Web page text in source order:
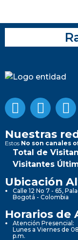
Nuestras
Estos No son canales
Total de
Visitantes
Ubicación
Calle 12 No 7 - 65,
Bogotá - Colombia
Horarios de
Atención Presencial:
Lunes a Viernes de
p.m.